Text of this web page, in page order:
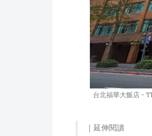
台北福華大飯店 -
｜延伸閱讀